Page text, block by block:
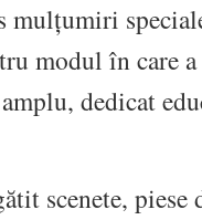
modul în care
dedicat
scenete, piese